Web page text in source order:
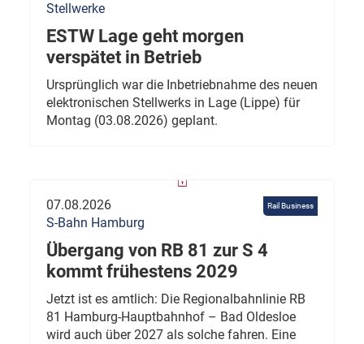
Stellwerke
ESTW Lage geht morgen
verspätet in Betrieb
Ursprünglich war die Inbetriebnahme des neuen
elektronischen Stellwerks in Lage (Lippe) für
Montag (03.08.2026) geplant.
Rail Business
07.08.2026
S-Bahn Hamburg
Übergang von RB 81 zur S 4
kommt frühestens 2029
Jetzt ist es amtlich: Die Regionalbahnlinie RB
81 Hamburg-Hauptbahnhof – Bad Oldesloe
wird auch über 2027 als solche fahren. Eine